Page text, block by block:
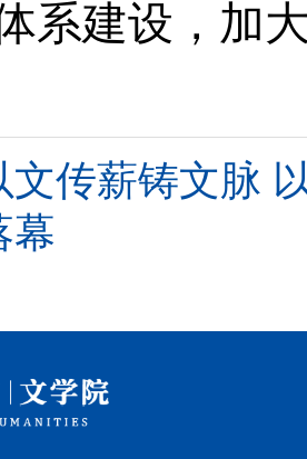
系建设，加
文传薪铸文脉
幕